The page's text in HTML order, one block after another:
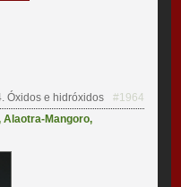
Óxidos e hidróxidos
#1964
Alaotra-Mangoro,